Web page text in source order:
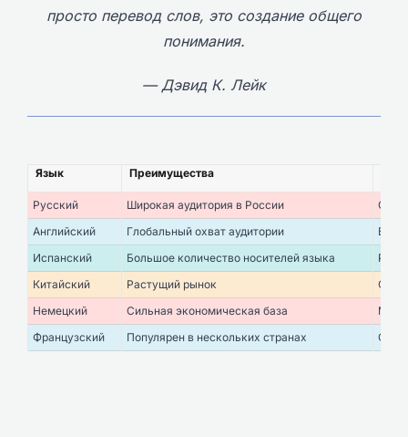
просто перевод слов, это создание общего
понимания.
— Дэвид К. Лейк
Язык Преимущества
Русский Широкая аудитория в России
Английский
Глобальный охват аудитории
Испанский
Большое количество носителей языка
Китайский
Растущий рынок
Немецкий
Сильная экономическая база
Французский
Популярен в нескольких странах